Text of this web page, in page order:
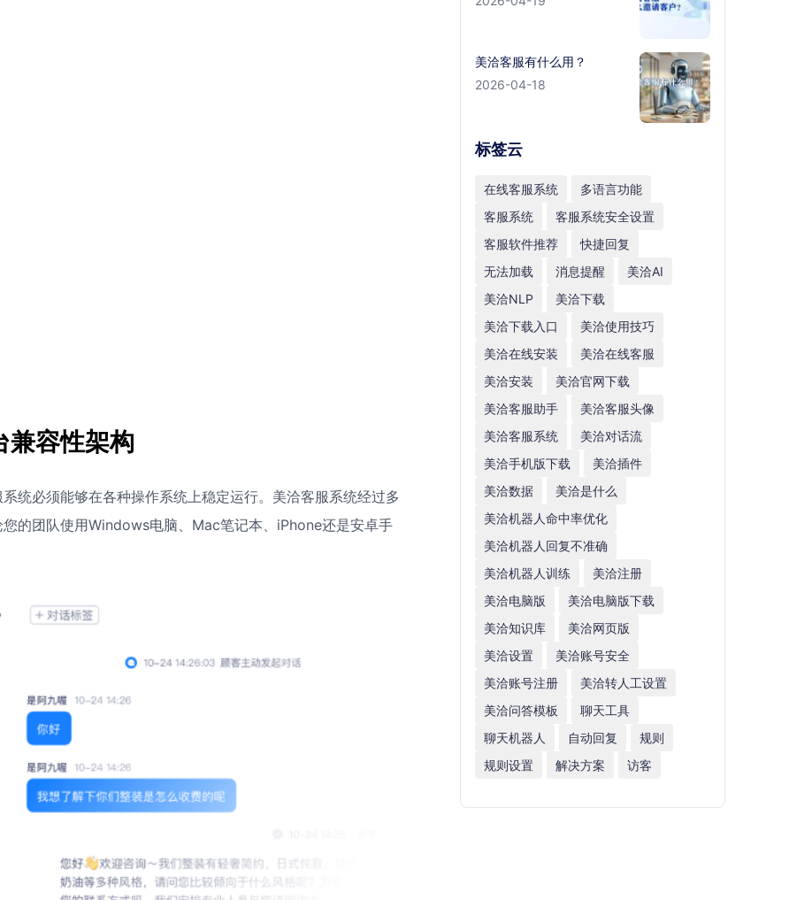
兼容性架构
统必须能够在各种操作系统上稳定运行。美洽客服系统经过多
的团队使用Windows电脑、Mac笔记本、iPhone还是安卓手
美洽客服有什么用？
2026-04-18
标签云
在线客服系统
多语言功能
客服系统
客服系统安全设置
客服软件推荐
快捷回复
无法加载
消息提醒
美洽AI
美洽NLP
美洽下载
美洽下载入口
美洽使用技巧
美洽在线安装
美洽在线客服
美洽安装
美洽官网下载
美洽客服助手
美洽客服头像
美洽客服系统
美洽对话流
美洽手机版下载
美洽插件
美洽数据
美洽是什么
美洽机器人命中率优化
美洽机器人回复不准确
美洽机器人训练
美洽注册
美洽电脑版
美洽电脑版下载
美洽知识库
美洽网页版
美洽设置
美洽账号安全
美洽账号注册
美洽转人工设置
美洽问答模板
聊天工具
聊天机器人
自动回复
规则
规则设置
解决方案 访客